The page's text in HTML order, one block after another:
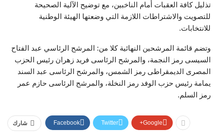
تذليل كافة العقبات أمام الناخبين، مع توضيح الآلية الصحيحة
للتصويت والاشتراطات اللازمة التي وضعتها الهيئة الوطنية
للانتخابات.
وتضم قائمة المرشحين النهائية كلا من: المرشح الرئاسي عبد الفتاح
السيسى رمز النجمة، والمرشح الرئاسى فريد زهران رئيس الحزب
المصرى الديمقراطى رمز الشمس، والمرشح الرئاسى عبد السند
يمامة رئيس حزب الوفد رمز النخلة، والمرشح الرئاسى حازم عمر
رمز السلم.
شارك Facebook Twitter Google+